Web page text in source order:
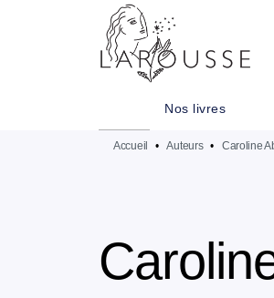
MENU
Nos livres
Accueil • Auteurs • Caroline